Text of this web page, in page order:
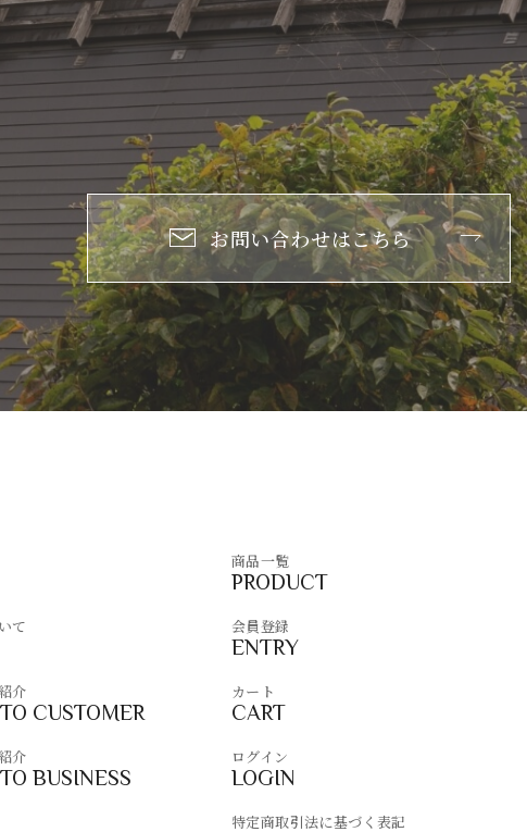
お問い合わせはこちら
て
介
CUSTOMER
介
BUSINESS
商品一覧
PRODUCT
会員登録
ENTRY
カート
CART
ログイン
LOGIN
特定商取引法に基づく表記